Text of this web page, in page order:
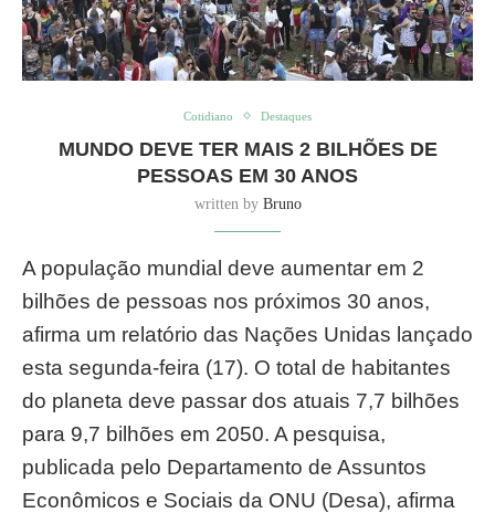
Cotidiano Destaques
MUNDO DEVE TER MAIS 2 BILHÕES DE
PESSOAS EM 30 ANOS
written by Bruno
A população mundial deve aumentar em 2
bilhões de pessoas nos próximos 30 anos,
afirma um relatório das Nações Unidas lançado
esta segunda-feira (17). O total de habitantes
do planeta deve passar dos atuais 7,7 bilhões
para 9,7 bilhões em 2050. A pesquisa,
publicada pelo Departamento de Assuntos
Econômicos e Sociais da ONU (Desa), afirma